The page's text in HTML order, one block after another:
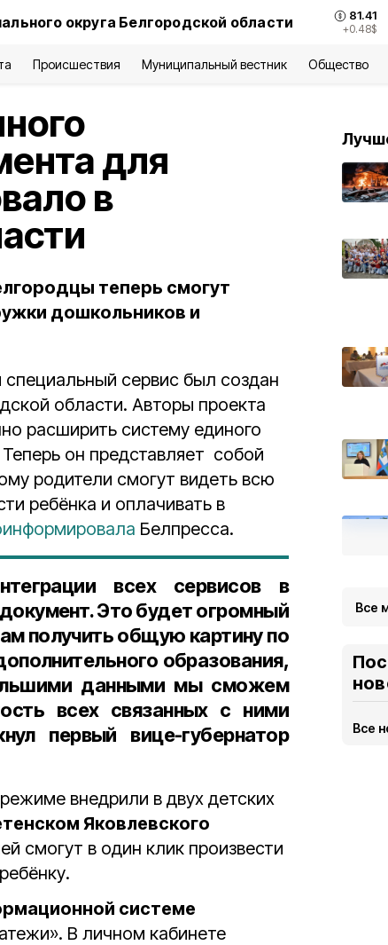
округа Белгородской области 81.41
+0.48$
Происшествия Муниципальный вестник Общество
для
в
теперь смогут
дошкольников и
специальный сервис был создан
области. Авторы проекта
расширить систему единого
он представляет собой
родители смогут видеть всю
ребёнка и оплачивать в
Белпресса.
всех сервисов в
Это будет огромный
получить общую картину по
образования,
данными мы сможем
всех связанных с ними
первый вице-губернатор
внедрили в двух детских
Яковлевского
смогут в один клик произвести
системе
В личном кабинете
Все
Все